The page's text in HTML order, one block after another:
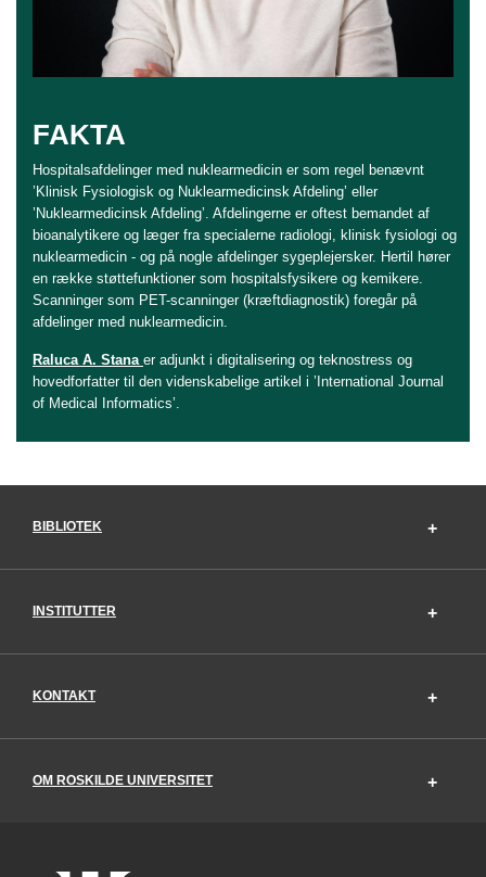
FAKTA
Hospitalsafdelinger med nuklearmedicin er som regel benævnt
’Klinisk Fysiologisk og Nuklearmedicinsk Afdeling’ eller
’Nuklearmedicinsk Afdeling’. Afdelingerne er oftest bemandet af
bioanalytikere og læger fra specialerne radiologi, klinisk fysiologi og
nuklearmedicin - og på nogle afdelinger sygeplejersker. Hertil hører
en række støttefunktioner som hospitalsfysikere og kemikere.
Scanninger som PET-scanninger (kræftdiagnostik) foregår på
afdelinger med nuklearmedicin.
Raluca A. Stana er adjunkt i digitalisering og teknostress og
hovedforfatter til den videnskabelige artikel i ’International Journal
of Medical Informatics’.
BIBLIOTEK
INSTITUTTER
KONTAKT
OM ROSKILDE UNIVERSITET